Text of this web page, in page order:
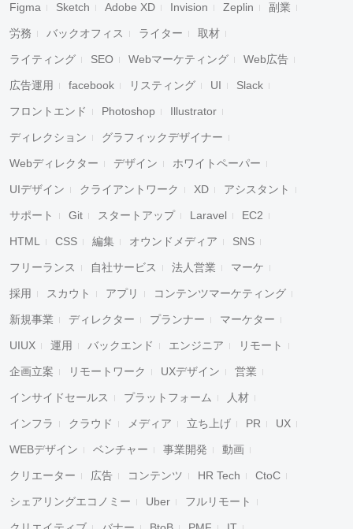
Figma Sketch Adobe XD Invision Zeplin 副業
労務 バックオフィス ライター 取材
ライティング SEO Webマーケティング Web広告
広告運用 facebook リスティング UI Slack
フロントエンド Photoshop Illustrator
ディレクション グラフィックデザイナー
Webディレクター デザイン ホワイトペーパー
UIデザイン クライアントワーク XD アシスタント
サポート Git スタートアップ Laravel EC2
HTML CSS 編集 オウンドメディア SNS
フリーランス 自社サービス 法人営業 マーケ
採用 スカウト アプリ コンテンツマーケティング
新規事業 ディレクター プランナー マーケター
UIUX 運用 バックエンド エンジニア リモート
企画立案 リモートワーク UXデザイン 営業
インサイドセールス プラットフォーム 人材
インフラ クラウド メディア 立ち上げ PR UX
WEBデザイン ベンチャー 事業開発 動画
クリエーター 広告 コンテンツ HR Tech CtoC
シェアリングエコノミー Uber フルリモート